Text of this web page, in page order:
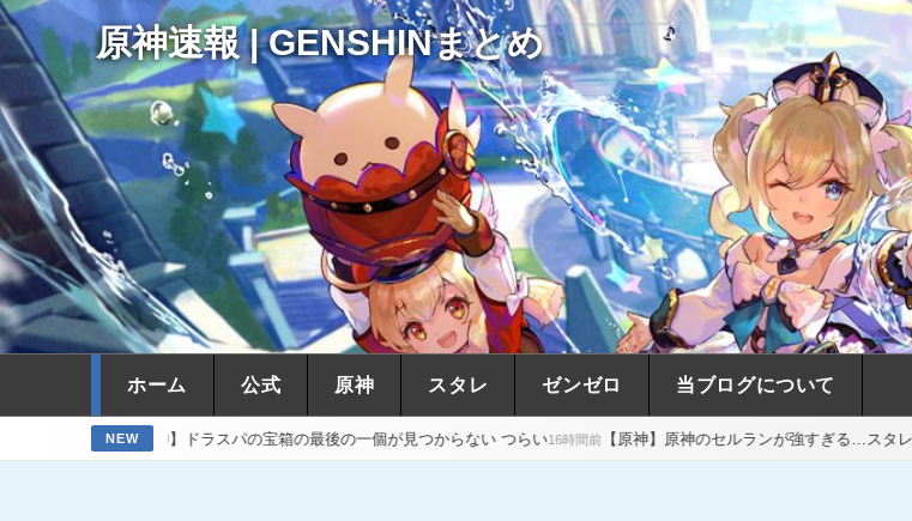
原神速報 | GENSHINまとめ
ホーム 公式 原神 スタレ ゼンゼロ 当ブログについて
NEW
原神】ドラスパの宝箱の最後の一個が見つからない つらい16時間前【原神】原神のセルランが強すぎる…スタレの売上前年比32%